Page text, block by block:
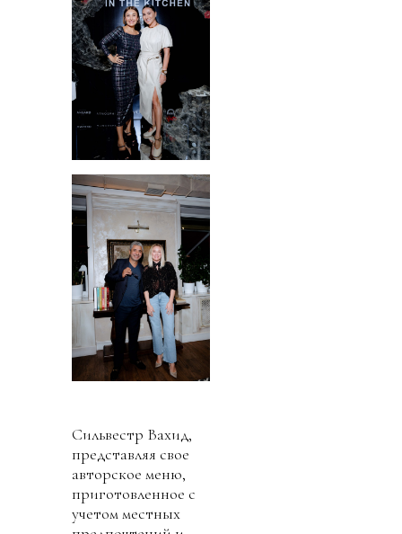
Сильвестр Вахид,
представляя свое
авторское меню,
приготовленное с
учетом местных